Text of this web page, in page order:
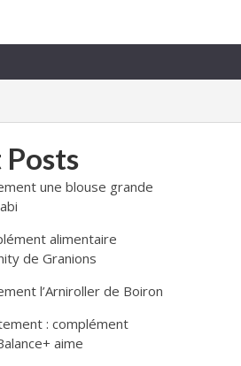
Posts
une blouse grande
alimentaire
de Granions
l’Arniroller de Boiron
: complément
aime